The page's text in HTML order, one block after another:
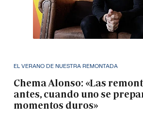
EL VERANO DE NUESTRA REMONTADA
Chema Alonso: «Las
antes, cuando uno se
momentos duros»